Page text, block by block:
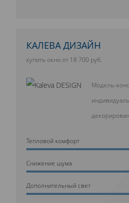
КАЛЕВА ДИЗАЙН
купить окно от 18 700 руб.
Модель-
Тепловой комфорт
Cнижение шума
Дополнительный свет